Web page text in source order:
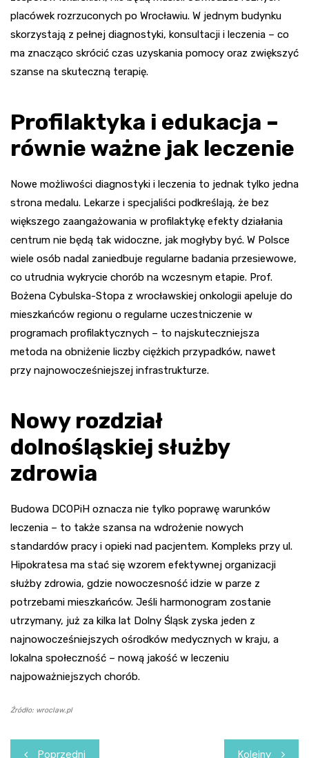
placówek rozrzuconych po Wrocławiu. W jednym budynku
skorzystają z pełnej diagnostyki, konsultacji i leczenia – co
ma znacząco skrócić czas uzyskania pomocy oraz zwiększyć
szanse na skuteczną terapię.
Profilaktyka i edukacja –
równie ważne jak leczenie
Nowe możliwości diagnostyki i leczenia to jednak tylko jedna
strona medalu. Lekarze i specjaliści podkreślają, że bez
większego zaangażowania w profilaktykę efekty działania
centrum nie będą tak widoczne, jak mogłyby być. W Polsce
wiele osób nadal zaniedbuje regularne badania przesiewowe,
co utrudnia wykrycie chorób na wczesnym etapie. Prof.
Bożena Cybulska-Stopa z wrocławskiej onkologii apeluje do
mieszkańców regionu o regularne uczestniczenie w
programach profilaktycznych – to najskuteczniejsza
metoda na obniżenie liczby ciężkich przypadków, nawet
przy najnowocześniejszej infrastrukturze.
Nowy rozdział
dolnośląskiej służby
zdrowia
Budowa DCOPiH oznacza nie tylko poprawę warunków
leczenia – to także szansa na wdrożenie nowych
standardów pracy i opieki nad pacjentem. Kompleks przy ul.
Hipokratesa ma stać się wzorem efektywnej organizacji
służby zdrowia, gdzie nowoczesność idzie w parze z
potrzebami mieszkańców. Jeśli harmonogram zostanie
utrzymany, już za kilka lat Dolny Śląsk zyska jeden z
najnowocześniejszych ośrodków medycznych w kraju, a
lokalna społeczność – nową jakość w leczeniu
najpoważniejszych chorób.
Źródło: wroclaw.pl
Nawigacja
Poprzedni Kolejny